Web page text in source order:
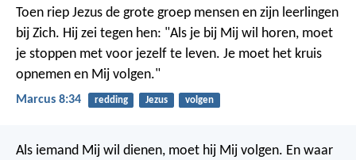
Toen riep Jezus de grote groep mensen en zijn leerlingen
bij Zich. Hij zei tegen hen: "Als je bij Mij wil horen, moet
je stoppen met voor jezelf te leven. Je moet het kruis
opnemen en Mij volgen."
Marcus 8:34 redding Jezus volgen
Als iemand Mij wil dienen, moet hij Mij volgen. En waar